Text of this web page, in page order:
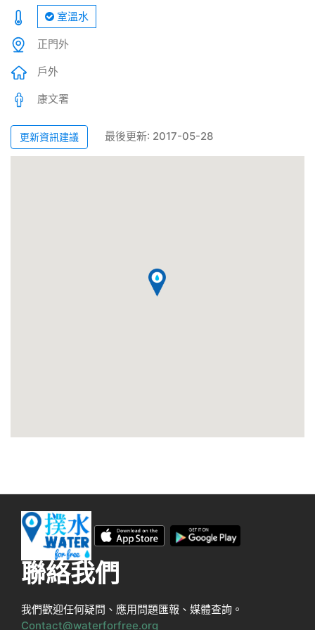
室溫水
正門外
戶外
康文署
更新資訊建議 最後更新: 2017-05-28
聯絡我們
我們歡迎任何疑問、應用問題匯報、媒體查詢。
Contact@waterforfree.org